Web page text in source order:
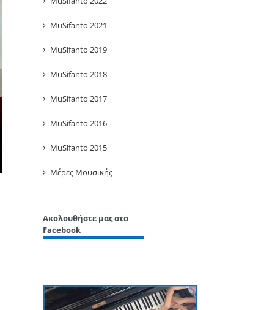
MuSifanto 2021
MuSifanto 2019
MuSifanto 2018
MuSifanto 2017
MuSifanto 2016
MuSifanto 2015
Μέρες Μουσικής
Ακολουθήστε μας στο
Facebook